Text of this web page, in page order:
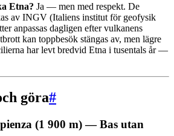
Etna? Ja — men med respekt. De
av INGV (Italiens institut för geofysik
anpassas dagligen efter vulkanens
kan toppbesök stängas av, men lägre
har levt bredvid Etna i tusentals år —
göra#
(1 900 m) — Bas utan